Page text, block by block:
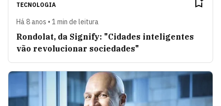
TECNOLOGIA
Há 8 anos • 1 min de leitura
Rondolat, da Signify: "Cidades inteligentes
vão revolucionar sociedades"